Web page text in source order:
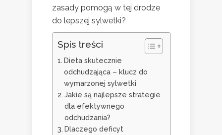
zasady pomogą w tej drodze
do lepszej sylwetki?
Spis treści
Dieta skutecznie
odchudzająca – klucz do
wymarzonej sylwetki
Jakie są najlepsze strategie
dla efektywnego
odchudzania?
Dlaczego deficyt